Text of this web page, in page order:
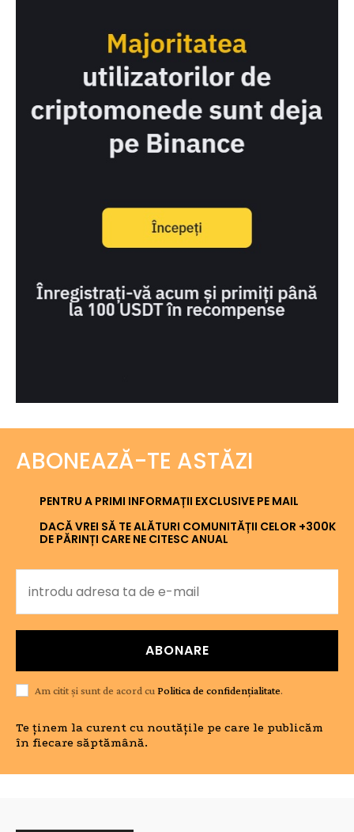
ABONEAZĂ-TE ASTĂZI
PENTRU A PRIMI INFORMAȚII EXCLUSIVE PE MAIL
DACĂ VREI SĂ TE ALĂTURI COMUNITĂȚII CELOR +300K
DE PĂRINȚI CARE NE CITESC ANUAL
ABONARE
Am citit și sunt de acord cu Politica de confidențialitate.
Te ținem la curent cu noutățile pe care le publicăm
în fiecare săptămână.